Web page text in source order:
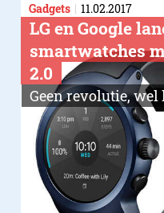
Gadgets 11.02.2017
LG en Google
smartwatches
2.0
Geen revolutie, wel